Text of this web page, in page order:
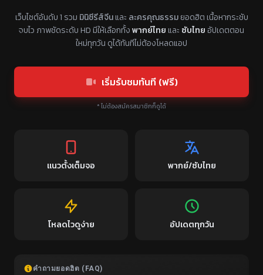
แหล่งรวมซีรี่ย์จีนแนวตั้ง พากย์ไทย ซับไทย
เว็บไซต์อันดับ 1 รวม มินิซีรีส์จีนและ ละครคุณธรรมยอดฮิต เนื้อหากระชับ
จบไว ภาพชัดระดับ HD มีให้เลือกทั้งพากย์ไทยและ ซับไทยอัปเดตตอน
ใหม่ทุกวัน ดูได้ทันทีไม่ต้องโหลดแอป
เริ่มรับชมทันที (ฟรี)
* ไม่ต้องสมัครสมาชิกก็ดูได้
แนวตั้งเต็มจอ พากย์/ซับไทย
โหลดไวดูง่าย อัปเดตทุกวัน
คำถามยอดฮิต (FAQ)